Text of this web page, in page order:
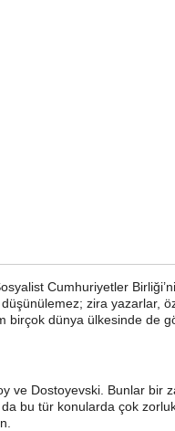
Cumhuriyetler
zira
birçok dünya ülkesinde de
Dostoyevski. Bunlar bir
bu tür konularda çok